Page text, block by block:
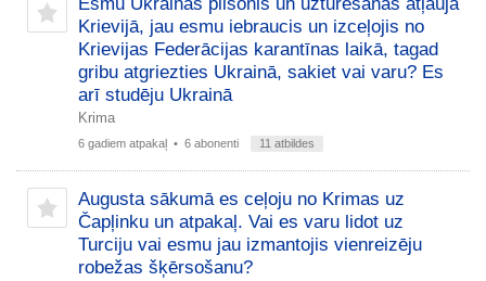
Krievijā, jau esmu iebraucis un izceļojis no
Krievijas Federācijas karantīnas laikā, tagad
gribu atgriezties Ukrainā, sakiet vai varu? Es
arī studēju Ukrainā
Krima
6 gadiem atpakaļ • 6 abonenti 11 atbildes
Augusta sākumā es ceļoju no Krimas uz
Čapļinku un atpakaļ. Vai es varu lidot uz
Turciju vai esmu jau izmantojis vienreizēju
robežas šķērsošanu?